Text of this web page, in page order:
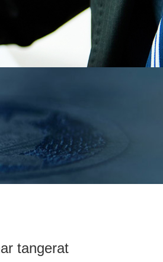
tangerat